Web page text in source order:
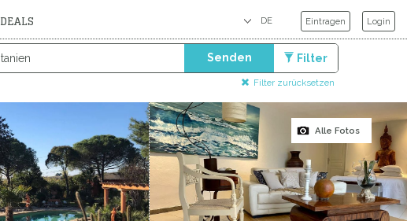
DEALS Eintragen Login
Senden Filter
Filter zurücksetzen
Alle Fotos